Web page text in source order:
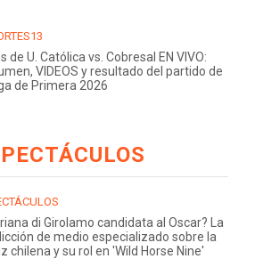
de U. Católica vs. Cobresal EN VIVO:
VIDEOS y resultado del partido de
de Primera 2026
di Girolamo candidata al Oscar? La
de medio especializado sobre la
chilena y su rol en 'Wild Horse Nine'